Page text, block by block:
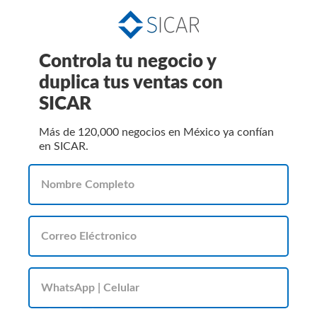
Controla tu negocio y
duplica tus ventas con
SICAR
Más de 120,000 negocios en México ya confían
en SICAR.